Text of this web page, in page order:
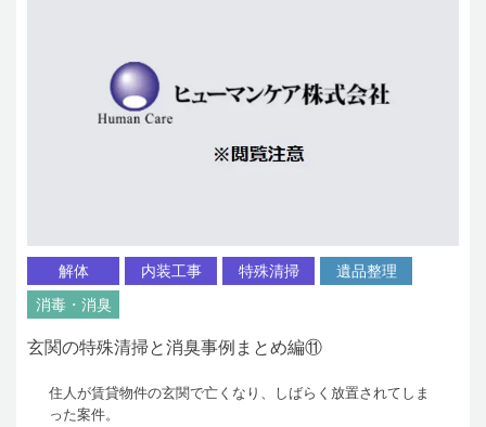
解体 内装工事 特殊清掃
遺品整理
消毒・消臭
玄関の特殊清掃と消臭事例まとめ編⑪
住人が賃貸物件の玄関で亡くなり、しばらく放置されてしま
った案件。